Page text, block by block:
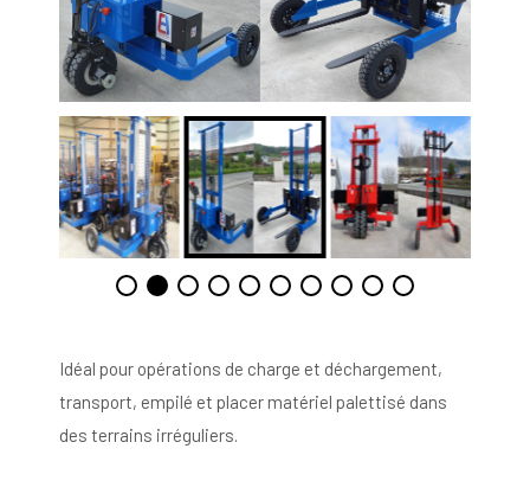
Idéal pour opérations de charge et déchargement,
transport, empilé et placer matériel palettisé dans
des terrains irréguliers.